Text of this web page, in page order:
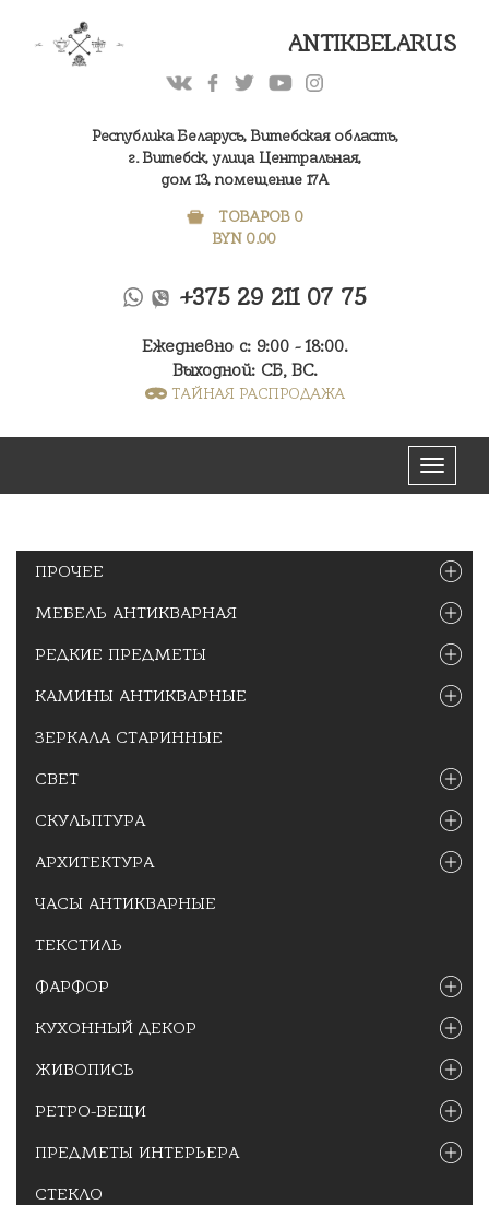
Республика Беларусь, Витебская область,
г. Витебск, улица Центральная,
дом 13, помещение 17А
ANTIKBELARUS
ТОВАРОВ 0
BYN 0.00
+375 29 211 07 75
Ежедневно с: 9:00 - 18:00.
Выходной: СБ, ВС.
ТАЙНАЯ РАСПРОДАЖА
Меню
ПРОЧЕЕ
МЕБЕЛЬ АНТИКВАРНАЯ
РЕДКИЕ ПРЕДМЕТЫ
КАМИНЫ АНТИКВАРНЫЕ
ЗЕРКАЛА СТАРИННЫЕ
СВЕТ
СКУЛЬПТУРА
АРХИТЕКТУРА
ЧАСЫ АНТИКВАРНЫЕ
ТЕКСТИЛЬ
ФАРФОР
КУХОННЫЙ ДЕКОР
ЖИВОПИСЬ
РЕТРО-ВЕЩИ
ПРЕДМЕТЫ ИНТЕРЬЕРА
СТЕКЛО